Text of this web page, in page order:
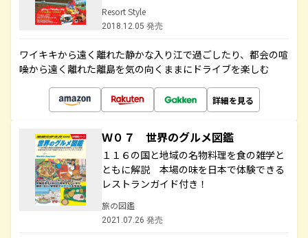
Resort Style
2018.12.05 発売
ワイキキから遠く離れた静かな入り江で過ごしたり、都会の喧
噪から遠く離れた離島を気の向くままにドライブを楽しむ
詳細を見る
Ｗ０７ 世界のグルメ図鑑
１１６の国と地域の名物料理を食の雑学と
ともに解説 本場の味を日本で体験できる
レストランガイド付き！
旅の図鑑
2021.07.26 発売